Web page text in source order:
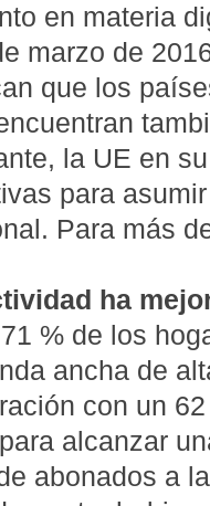
en materia
marzo de
que los
la UE en
para
Para más
ha
% de los
ancha de
con un
alcanzar
abonados a